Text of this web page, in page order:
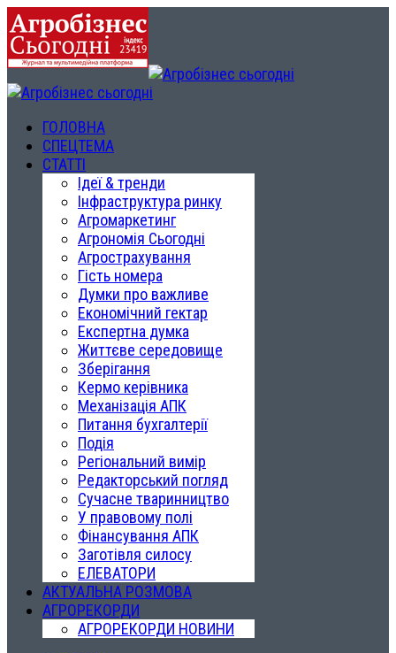
ГОЛОВНА
СПЕЦТЕМА
СТАТТІ
Ідеї & тренди
Інфраструктура ринку
Агромаркетинг
Агрономія Сьогодні
Агрострахування
Гість номера
Думки про важливе
Економічний гектар
Експертна думка
Життєве середовище
Зберігання
Кермо керівника
Механізація АПК
Питання бухгалтерії
Подія
Регіональний вимір
Редакторський погляд
Сучасне тваринництво
У правовому полі
Фінансування АПК
Заготівля силосу
ЕЛЕВАТОРИ
АКТУАЛЬНА РОЗМОВА
АГРОРЕКОРДИ
АГРОРЕКОРДИ НОВИНИ